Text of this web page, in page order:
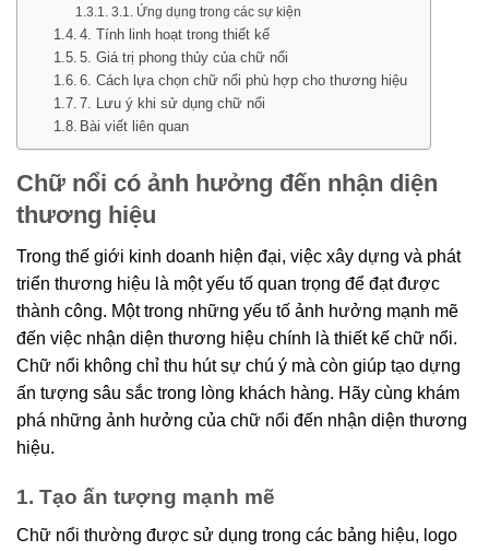
3.1. Ứng dụng trong các sự kiện
4. Tính linh hoạt trong thiết kế
5. Giá trị phong thủy của chữ nổi
6. Cách lựa chọn chữ nổi phù hợp cho thương hiệu
7. Lưu ý khi sử dụng chữ nổi
Bài viết liên quan
Chữ nổi có ảnh hưởng đến nhận diện
thương hiệu
Trong thế giới kinh doanh hiện đại, việc xây dựng và phát
triển thương hiệu là một yếu tố quan trọng để đạt được
thành công. Một trong những yếu tố ảnh hưởng mạnh mẽ
đến việc nhận diện thương hiệu chính là thiết kế chữ nổi.
Chữ nổi không chỉ thu hút sự chú ý mà còn giúp tạo dựng
ấn tượng sâu sắc trong lòng khách hàng. Hãy cùng khám
phá những ảnh hưởng của chữ nổi đến nhận diện thương
hiệu.
1. Tạo ấn tượng mạnh mẽ
Chữ nổi thường được sử dụng trong các bảng hiệu, logo